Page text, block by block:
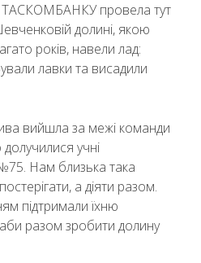
ТАСКОМБАНКУ провела тут
долині, якою
років, навели лад:
лавки та висадили
вийшла за межі команди
учні
Нам близька така
а діяти разом.
підтримали їхню
аби разом зробити долину